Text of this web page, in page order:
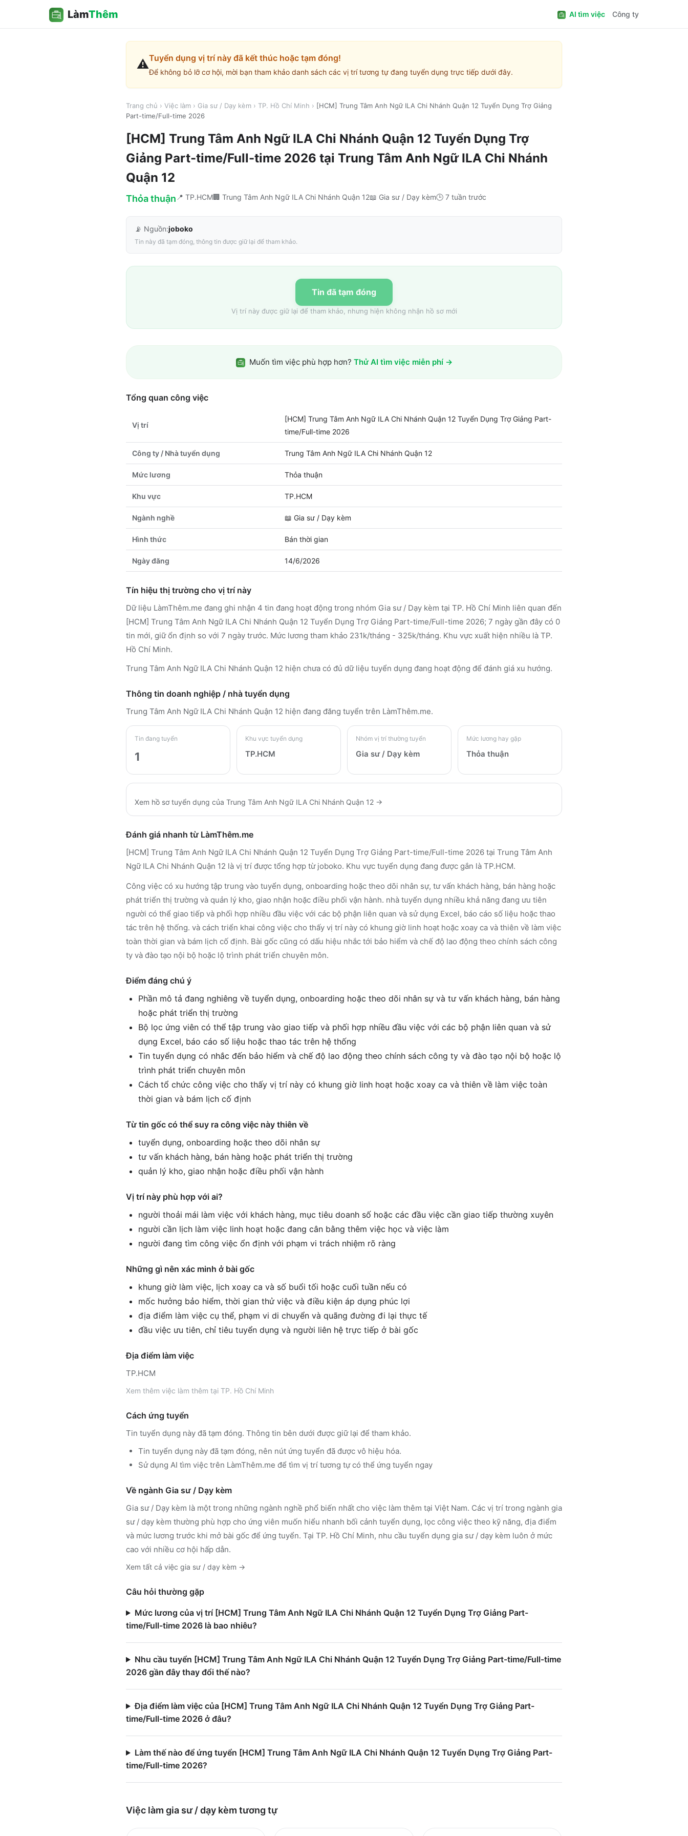
LàmThêm AI tìm việc Công ty
⚠️Tuyển dụng vị trí này đã kết thúc hoặc tạm đóng!
Để không bỏ lỡ cơ hội, mời bạn tham khảo danh sách các vị trí tương tự đang tuyển dụng trực tiếp dưới đây.
Trang chủ › Việc làm › Gia sư / Dạy kèm › TP. Hồ Chí Minh › [HCM] Trung Tâm Anh Ngữ ILA Chi Nhánh Quận 12 Tuyển Dụng Trợ Giảng
Part-time/Full-time 2026
[HCM] Trung Tâm Anh Ngữ ILA Chi Nhánh Quận 12 Tuyển Dụng Trợ
Giảng Part-time/Full-time 2026 tại Trung Tâm Anh Ngữ ILA Chi Nhánh
Quận 12
Thỏa thuận 📍 TP.HCM🏢 Trung Tâm Anh Ngữ ILA Chi Nhánh Quận 12📖 Gia sư / Dạy kèm🕒 7 tuần trước
📡 Nguồn:joboko
Tin này đã tạm đóng, thông tin được giữ lại để tham khảo.
Tin đã tạm đóng
Vị trí này được giữ lại để tham khảo, nhưng hiện không nhận hồ sơ mới
Muốn tìm việc phù hợp hơn? Thử AI tìm việc miễn phí →
Tổng quan công việc
Vị trí
[HCM] Trung Tâm Anh Ngữ ILA Chi Nhánh Quận 12 Tuyển Dụng Trợ Giảng Part-
time/Full-time 2026
Công ty / Nhà tuyển dụng Trung Tâm Anh Ngữ ILA Chi Nhánh Quận 12
Mức lương Thỏa thuận
Khu vực TP.HCM
Ngành nghề 📖 Gia sư / Dạy kèm
Hình thức Bán thời gian
Ngày đăng 14/6/2026
Tín hiệu thị trường cho vị trí này
Dữ liệu LàmThêm.me đang ghi nhận 4 tin đang hoạt động trong nhóm Gia sư / Dạy kèm tại TP. Hồ Chí Minh liên quan đến
[HCM] Trung Tâm Anh Ngữ ILA Chi Nhánh Quận 12 Tuyển Dụng Trợ Giảng Part-time/Full-time 2026; 7 ngày gần đây có 0
tin mới, giữ ổn định so với 7 ngày trước. Mức lương tham khảo 231k/tháng - 325k/tháng. Khu vực xuất hiện nhiều là TP.
Hồ Chí Minh.
Trung Tâm Anh Ngữ ILA Chi Nhánh Quận 12 hiện chưa có đủ dữ liệu tuyển dụng đang hoạt động để đánh giá xu hướng.
Thông tin doanh nghiệp / nhà tuyển dụng
Trung Tâm Anh Ngữ ILA Chi Nhánh Quận 12 hiện đang đăng tuyển trên LàmThêm.me.
Tin đang tuyển
1
Khu vực tuyển dụng
TP.HCM
Nhóm vị trí thường tuyển
Gia sư / Dạy kèm
Mức lương hay gặp
Thỏa thuận
Xem hồ sơ tuyển dụng của Trung Tâm Anh Ngữ ILA Chi Nhánh Quận 12 →
Đánh giá nhanh từ LàmThêm.me
[HCM] Trung Tâm Anh Ngữ ILA Chi Nhánh Quận 12 Tuyển Dụng Trợ Giảng Part-time/Full-time 2026 tại Trung Tâm Anh
Ngữ ILA Chi Nhánh Quận 12 là vị trí được tổng hợp từ joboko. Khu vực tuyển dụng đang được gắn là TP.HCM.
Công việc có xu hướng tập trung vào tuyển dụng, onboarding hoặc theo dõi nhân sự, tư vấn khách hàng, bán hàng hoặc
phát triển thị trường và quản lý kho, giao nhận hoặc điều phối vận hành. nhà tuyển dụng nhiều khả năng đang ưu tiên
người có thể giao tiếp và phối hợp nhiều đầu việc với các bộ phận liên quan và sử dụng Excel, báo cáo số liệu hoặc thao
tác trên hệ thống. và cách triển khai công việc cho thấy vị trí này có khung giờ linh hoạt hoặc xoay ca và thiên về làm việc
toàn thời gian và bám lịch cố định. Bài gốc cũng có dấu hiệu nhắc tới bảo hiểm và chế độ lao động theo chính sách công
ty và đào tạo nội bộ hoặc lộ trình phát triển chuyên môn.
Điểm đáng chú ý
Phần mô tả đang nghiêng về tuyển dụng, onboarding hoặc theo dõi nhân sự và tư vấn khách hàng, bán hàng
hoặc phát triển thị trường
Bộ lọc ứng viên có thể tập trung vào giao tiếp và phối hợp nhiều đầu việc với các bộ phận liên quan và sử
dụng Excel, báo cáo số liệu hoặc thao tác trên hệ thống
Tin tuyển dụng có nhắc đến bảo hiểm và chế độ lao động theo chính sách công ty và đào tạo nội bộ hoặc lộ
trình phát triển chuyên môn
Cách tổ chức công việc cho thấy vị trí này có khung giờ linh hoạt hoặc xoay ca và thiên về làm việc toàn
thời gian và bám lịch cố định
Từ tin gốc có thể suy ra công việc này thiên về
tuyển dụng, onboarding hoặc theo dõi nhân sự
tư vấn khách hàng, bán hàng hoặc phát triển thị trường
quản lý kho, giao nhận hoặc điều phối vận hành
Vị trí này phù hợp với ai?
người thoải mái làm việc với khách hàng, mục tiêu doanh số hoặc các đầu việc cần giao tiếp thường xuyên
người cần lịch làm việc linh hoạt hoặc đang cân bằng thêm việc học và việc làm
người đang tìm công việc ổn định với phạm vi trách nhiệm rõ ràng
Những gì nên xác minh ở bài gốc
khung giờ làm việc, lịch xoay ca và số buổi tối hoặc cuối tuần nếu có
mốc hưởng bảo hiểm, thời gian thử việc và điều kiện áp dụng phúc lợi
địa điểm làm việc cụ thể, phạm vi di chuyển và quãng đường đi lại thực tế
đầu việc ưu tiên, chỉ tiêu tuyển dụng và người liên hệ trực tiếp ở bài gốc
Địa điểm làm việc
TP.HCM
Xem thêm việc làm thêm tại TP. Hồ Chí Minh
Cách ứng tuyển
Tin tuyển dụng này đã tạm đóng. Thông tin bên dưới được giữ lại để tham khảo.
Tin tuyển dụng này đã tạm đóng, nên nút ứng tuyển đã được vô hiệu hóa.
Sử dụng AI tìm việc trên LàmThêm.me để tìm vị trí tương tự có thể ứng tuyển ngay
Về ngành Gia sư / Dạy kèm
Gia sư / Dạy kèm là một trong những ngành nghề phổ biến nhất cho việc làm thêm tại Việt Nam. Các vị trí trong ngành gia
sư / dạy kèm thường phù hợp cho ứng viên muốn hiểu nhanh bối cảnh tuyển dụng, lọc công việc theo kỹ năng, địa điểm
và mức lương trước khi mở bài gốc để ứng tuyển. Tại TP. Hồ Chí Minh, nhu cầu tuyển dụng gia sư / dạy kèm luôn ở mức
cao với nhiều cơ hội hấp dẫn.
Xem tất cả việc gia sư / dạy kèm →
Câu hỏi thường gặp
Mức lương của vị trí [HCM] Trung Tâm Anh Ngữ ILA Chi Nhánh Quận 12 Tuyển Dụng Trợ Giảng Part-
time/Full-time 2026 là bao nhiêu?
Nhu cầu tuyển [HCM] Trung Tâm Anh Ngữ ILA Chi Nhánh Quận 12 Tuyển Dụng Trợ Giảng Part-time/Full-time
2026 gần đây thay đổi thế nào?
Địa điểm làm việc của [HCM] Trung Tâm Anh Ngữ ILA Chi Nhánh Quận 12 Tuyển Dụng Trợ Giảng Part-
time/Full-time 2026 ở đâu?
Làm thế nào để ứng tuyển [HCM] Trung Tâm Anh Ngữ ILA Chi Nhánh Quận 12 Tuyển Dụng Trợ Giảng Part-
time/Full-time 2026?
Việc làm gia sư / dạy kèm tương tự